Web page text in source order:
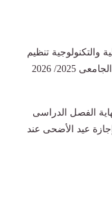
والتكنولوجية تنظيم
امتحانات نهاية الفصل الدراسى الثانى من العام الجامعى 2025/ 2026
الفصل الدراسى
عيد الأضحى عند